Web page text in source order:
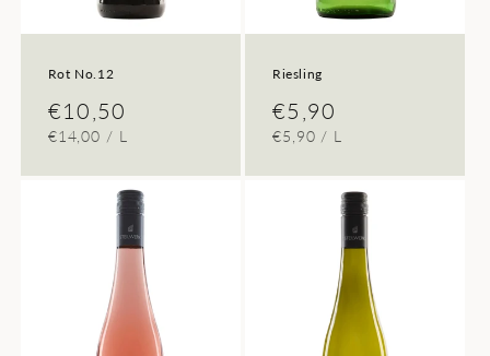
Rot No.12
Normaler
Preis
€10,50
GRUNDPREIS
€14,00 / PRO
L
Riesling
Normaler
Preis
€5,90
GRUNDPREIS
€5,90 / PRO
L